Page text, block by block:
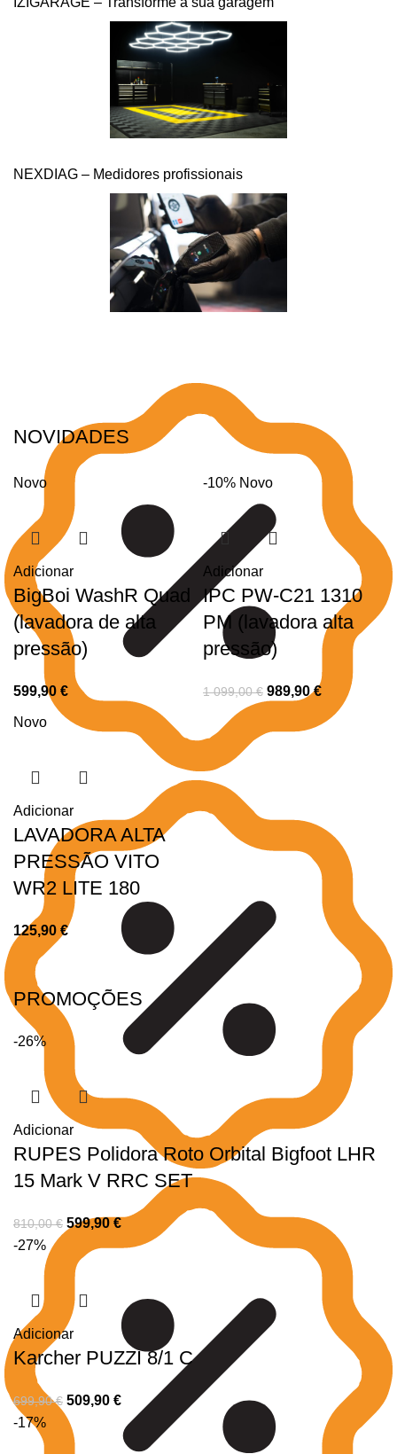
NEXDIAG – Medidores profissionais
PROMOÇÕES
-26%
Adicionar
RUPES Polidora Roto Orbital Bigfoot LHR
15 Mark V RRC SET
810,00€ 599,90 €
-27%
Adicionar
Karcher PUZZI 8/1 C
699,90€ 509,90 €
-17%
NOVIDADES
Novo
Adicionar
BigBoi WashR Quad
(lavadora de alta
pressão)
599,90 €
-10% Novo
Adicionar
IPC PW-C21 1310
PM (lavadora alta
pressão)
1 099,00€ 989,90€
Novo
Adicionar
LAVADORA ALTA
PRESSÃO VITO
WR2 LITE 180
125,90 €